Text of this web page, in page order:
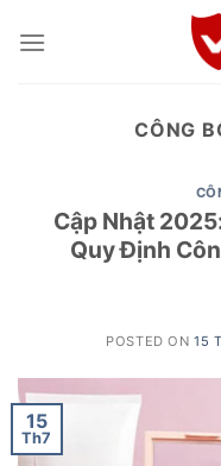
CÔNG
Cập Nhật
Quy Định
POSTED ON 15
15
Th7